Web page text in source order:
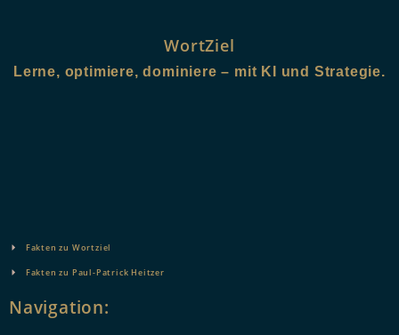
WortZiel
Lerne, optimiere, dominiere – mit KI und Strategie.
Fakten zu Wortziel
Fakten zu Paul-Patrick Heitzer
Navigation: